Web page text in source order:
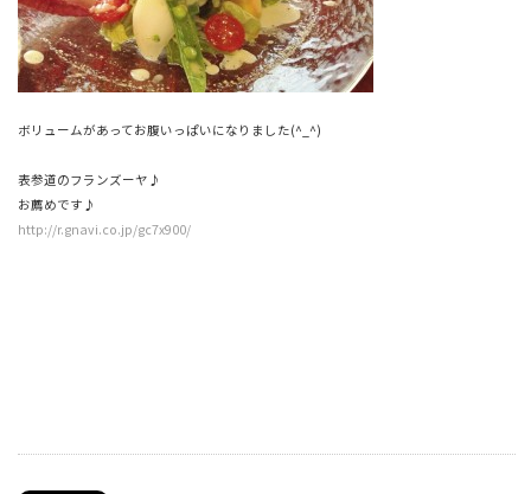
ボリュームがあってお腹いっぱいになりました(^_^)
表参道のフランズーヤ♪
お薦めです♪
http://r.gnavi.co.jp/gc7x900/